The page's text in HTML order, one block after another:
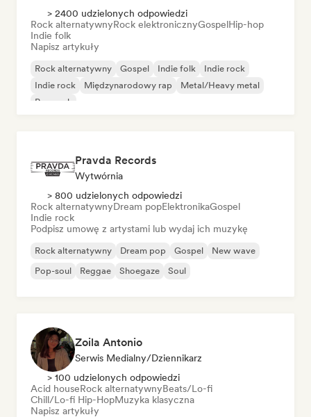
> 2400 udzielonych odpowiedzi
Rock alternatywnyRock elektronicznyGospelHip-hop
Indie folk
Napisz artykuły
Rock alternatywny Gospel Indie folk
Indie rock
Indie rock
Międzynarodowy rap
Metal/Heavy metal
Pop rock
Pravda Records
Wytwórnia
> 800 udzielonych odpowiedzi
Rock alternatywnyDream popElektronikaGospel
Indie rock
Podpisz umowę z artystami lub wydaj ich muzykę
Rock alternatywny Dream pop Gospel
New wave
Pop-soul
Reggae Shoegaze Soul
Zoila Antonio
Serwis Medialny/Dziennikarz
> 100 udzielonych odpowiedzi
Acid houseRock alternatywnyBeats/Lo-fi
Chill/Lo-fi Hip-HopMuzyka klasyczna
Napisz artykuły